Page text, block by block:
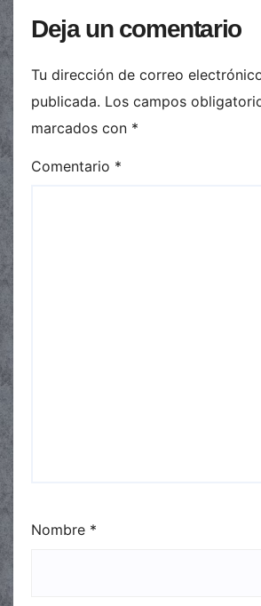
Deja un comentario
Tu dirección de correo
publicada. Los campos
marcados con *
Comentario *
Nombre *